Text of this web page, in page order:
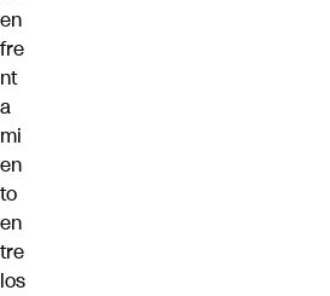
en
fre
nt
a
mi
en
to
en
tre
los